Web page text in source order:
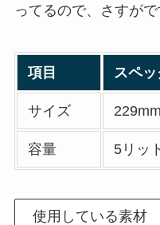
ってるので、さすがで
項目 スペッ
サイズ
容量 5リッ
使用している素材